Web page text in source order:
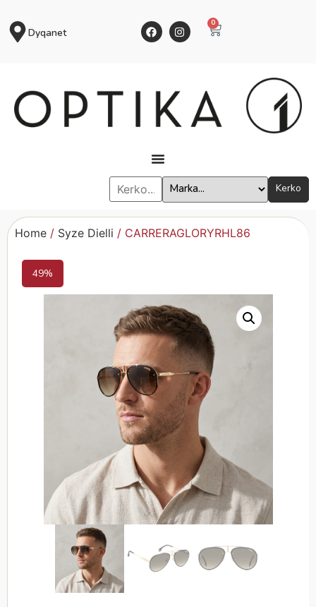
Dyqanet
0
Kerko
Home / Syze Dielli / CARRERAGLORYRHL86
49%